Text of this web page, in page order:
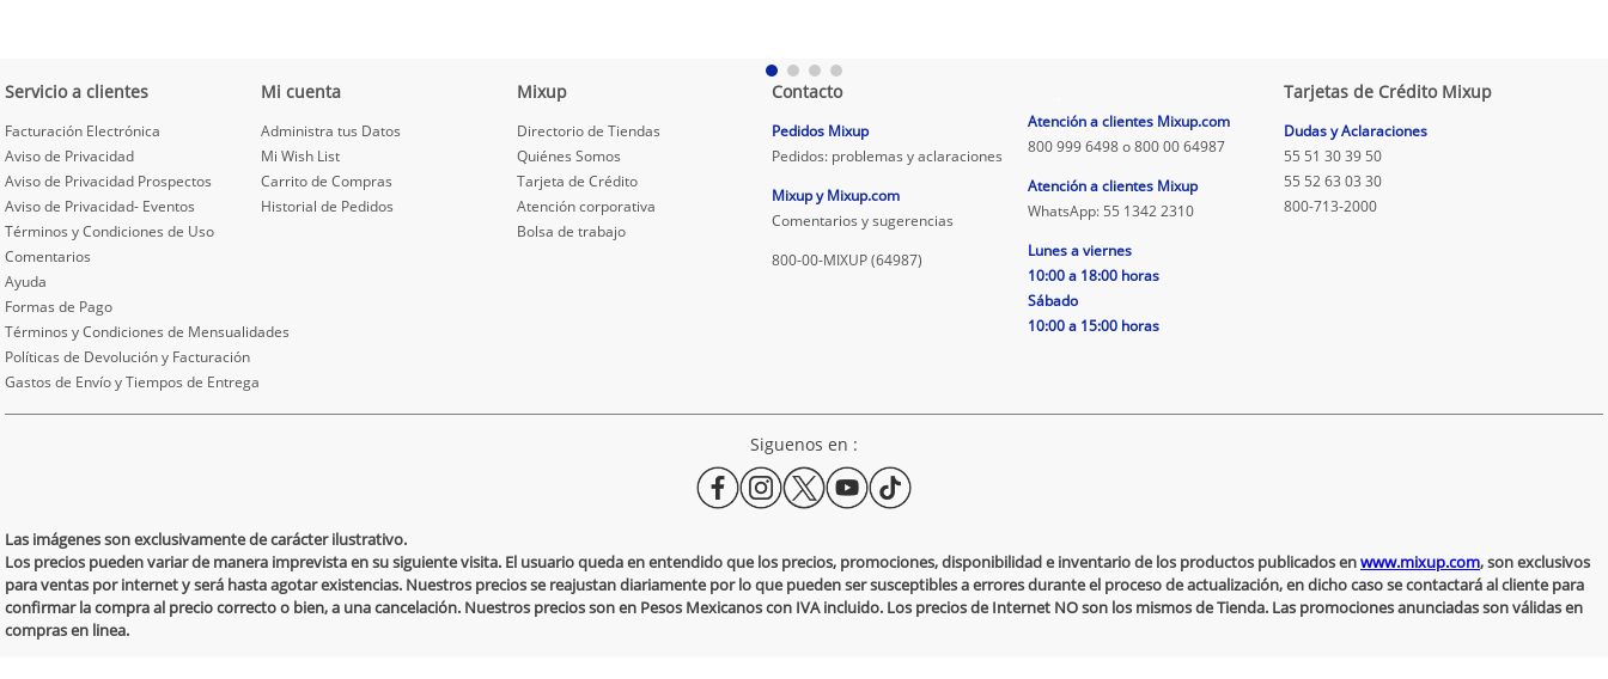
Servicio a clientes
Facturación Electrónica
Aviso de Privacidad
Aviso de Privacidad Prospectos
Aviso de Privacidad- Eventos
Términos y Condiciones de Uso
Comentarios
Ayuda
Formas de Pago
Términos y Condiciones de Mensualidades
Políticas de Devolución y Facturación
Gastos de Envío y Tiempos de Entrega
Mi cuenta
Administra tus Datos
Mi Wish List
Carrito de Compras
Historial de Pedidos
Mixup
Directorio de Tiendas
Quiénes Somos
Tarjeta de Crédito
Atención corporativa
Bolsa de trabajo
Contacto
Pedidos Mixup
Pedidos: problemas y aclaraciones
Mixup y Mixup.com
Comentarios y sugerencias
800-00-MIXUP (64987)
Atención a clientes Mixup.com
800 999 6498 o 800 00 64987
Atención a clientes Mixup
WhatsApp: 55 1342 2310
Lunes a viernes
10:00 a 18:00 horas
Sábado
10:00 a 15:00 horas
Tarjetas de Crédito Mixup
Dudas y Aclaraciones
55 51 30 39 50
55 52 63 03 30
800-713-2000
Siguenos en :
Las imágenes son exclusivamente de carácter ilustrativo.
Los precios pueden variar de manera imprevista en su siguiente visita. El usuario queda en entendido que los precios, promociones, disponibilidad e inventario de los productos publicados enwww.mixup.com, son exclusivos
para ventas por internet y será hasta agotar existencias. Nuestros precios se reajustan diariamente por lo que pueden ser susceptibles a errores durante el proceso de actualización, en dicho caso se contactará al cliente para
confirmar la compra al precio correcto o bien, a una cancelación. Nuestros precios son en Pesos Mexicanos con IVA incluido. Los precios de Internet NO son los mismos de Tienda. Las promociones anunciadas son válidas en
compras en linea.